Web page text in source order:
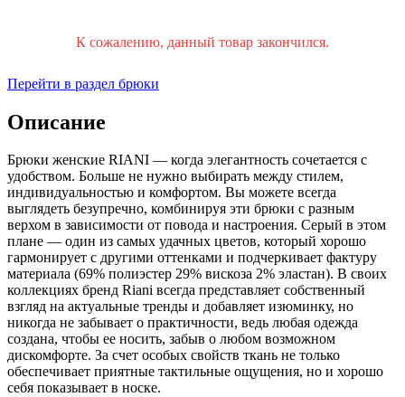
К сожалению, данный товар закончился.
Перейти в раздел брюки
Описание
Брюки женские RIANI — когда элегантность сочетается с
удобством. Больше не нужно выбирать между стилем,
индивидуальностью и комфортом. Вы можете всегда
выглядеть безупречно, комбинируя эти брюки с разным
верхом в зависимости от повода и настроения. Серый в этом
плане — один из самых удачных цветов, который хорошо
гармонирует с другими оттенками и подчеркивает фактуру
материала (69% полиэстер 29% вискоза 2% эластан). В своих
коллекциях бренд Riani всегда представляет собственный
взгляд на актуальные тренды и добавляет изюминку, но
никогда не забывает о практичности, ведь любая одежда
создана, чтобы ее носить, забыв о любом возможном
дискомфорте. За счет особых свойств ткань не только
обеспечивает приятные тактильные ощущения, но и хорошо
себя показывает в носке.